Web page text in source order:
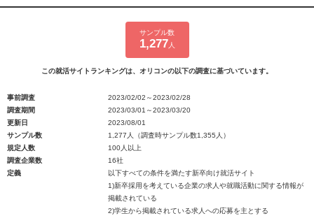
サンプル数
1,277 人
この就活サイトランキングは、オリコンの以下の調査に基づいています。
事前調査
2023/02/02～2023/02/28
調査期間
2023/03/01～2023/03/20
更新日
2023/08/01
サンプル数
1,277人（調査時サンプル数1,355人）
規定人数
100人以上
調査企業数
16社
定義
以下すべての条件を満たす新卒向け就活サイト
1)新卒採用を考えている企業の求人や就職活動に関する情報が
掲載されている
2)学生から掲載されている求人への応募を主とする